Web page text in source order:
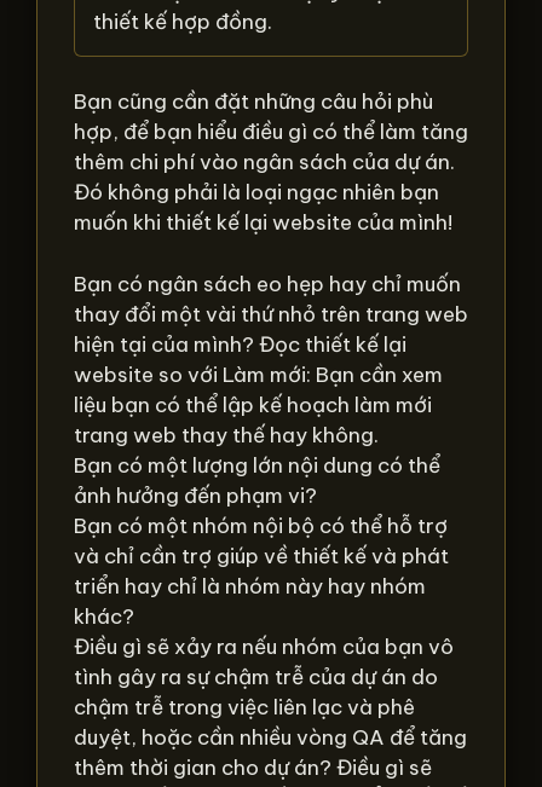
thiết kế hợp đồng.
Bạn cũng cần đặt những câu hỏi phù
hợp, để bạn hiểu điều gì có thể làm tăng
thêm chi phí vào ngân sách của dự án.
Đó không phải là loại ngạc nhiên bạn
muốn khi thiết kế lại website của mình!
Bạn có ngân sách eo hẹp hay chỉ muốn
thay đổi một vài thứ nhỏ trên trang web
hiện tại của mình? Đọc thiết kế lại
website so với Làm mới: Bạn cần xem
liệu bạn có thể lập kế hoạch làm mới
trang web thay thế hay không.
Bạn có một lượng lớn nội dung có thể
ảnh hưởng đến phạm vi?
Bạn có một nhóm nội bộ có thể hỗ trợ
và chỉ cần trợ giúp về thiết kế và phát
triển hay chỉ là nhóm này hay nhóm
khác?
Điều gì sẽ xảy ra nếu nhóm của bạn vô
tình gây ra sự chậm trễ của dự án do
chậm trễ trong việc liên lạc và phê
duyệt, hoặc cần nhiều vòng QA để tăng
thêm thời gian cho dự án? Điều gì sẽ